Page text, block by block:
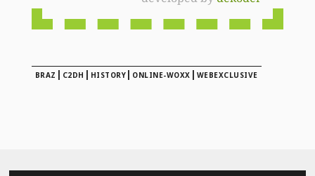
BRAZ | C2DH | HISTORY | ONLINE-WOXX | WEBEXCLUSIVE